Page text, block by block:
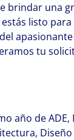
brindar una
listo
tu
año de ADE,